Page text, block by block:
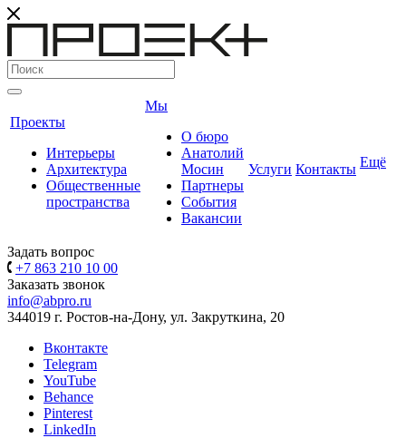
Проекты
Интерьеры
Архитектура
Общественные
пространства
Мы
О бюро
Анатолий
Мосин
Партнеры
События
Вакансии
Услуги Контакты Ещё
Задать вопрос
+7 863 210 10 00
Заказать звонок
info@abpro.ru
344019 г. Ростов-на-Дону, ул. Закруткина, 20
Вконтакте
Telegram
YouTube
Behance
Pinterest
LinkedIn